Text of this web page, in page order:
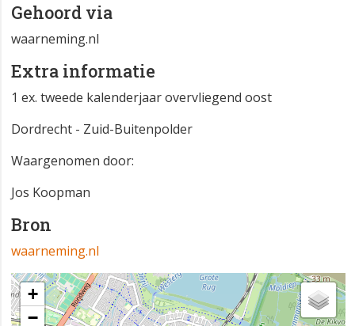
Gehoord via
waarneming.nl
Extra informatie
1 ex. tweede kalenderjaar overvliegend oost
Dordrecht - Zuid-Buitenpolder
Waargenomen door:
Jos Koopman
Bron
waarneming.nl
+
−